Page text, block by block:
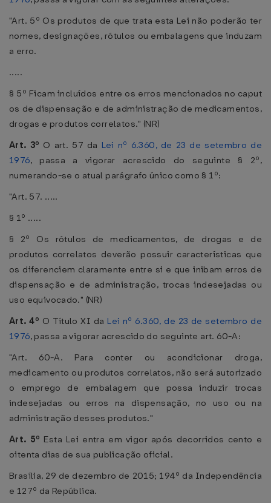
"Art. 5º Os produtos de que trata esta Lei não poderão ter
nomes, designações, rótulos ou embalagens que induzam
a erro.
.....
§ 5º Ficam incluídos entre os erros mencionados no caput
os de dispensação e de administração de medicamentos,
drogas e produtos correlatos." (NR)
Art. 3º O art. 57 da Lei nº 6.360, de 23 de setembro de
1976, passa a vigorar acrescido do seguinte § 2º,
numerando-se o atual parágrafo único como § 1º:
"Art. 57. .....
§ 1º .....
§ 2º Os rótulos de medicamentos, de drogas e de
produtos correlatos deverão possuir características que
os diferenciem claramente entre si e que inibam erros de
dispensação e de administração, trocas indesejadas ou
uso equivocado." (NR)
Art. 4º O Título XI da Lei nº 6.360, de 23 de setembro de
1976, passa a vigorar acrescido do seguinte art. 60-A:
"Art. 60-A. Para conter ou acondicionar droga,
medicamento ou produtos correlatos, não será autorizado
o emprego de embalagem que possa induzir trocas
indesejadas ou erros na dispensação, no uso ou na
administração desses produtos."
Art. 5º Esta Lei entra em vigor após decorridos cento e
oitenta dias de sua publicação oficial.
Brasília, 29 de dezembro de 2015; 194º da Independência
e 127º da República.